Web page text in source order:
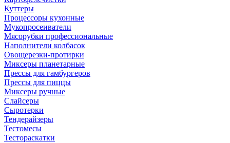
Куттеры
Процессоры кухонные
Мукопросеиватели
Мясорубки профессиональные
Наполнители колбасок
Овощерезки-протирки
Миксеры планетарные
Прессы для гамбургеров
Прессы для пиццы
Миксеры ручные
Слайсеры
Сыротерки
Тендерайзеры
Тестомесы
Тестораскатки